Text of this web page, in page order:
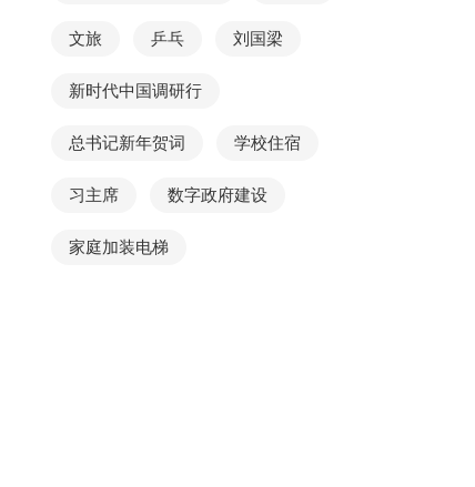
文旅 乒乓 刘国梁
新时代中国调研行
总书记新年贺词 学校住宿
习主席 数字政府建设
家庭加装电梯